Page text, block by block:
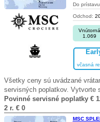
Do
Odchod:
Vnútorná
1.069
včasná
Všetky ceny sú uvádzané
servisných poplatkov. Vytvorte
Povinné servisné poplatky €
2 r. € 0
MSC